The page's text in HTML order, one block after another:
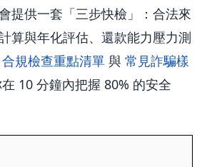
提供一套「三步快檢」：合法來
算與年化評估、還款能力壓力測
合規檢查重點清單 與 常見詐騙樣
在 10 分鐘內把握 80% 的安全